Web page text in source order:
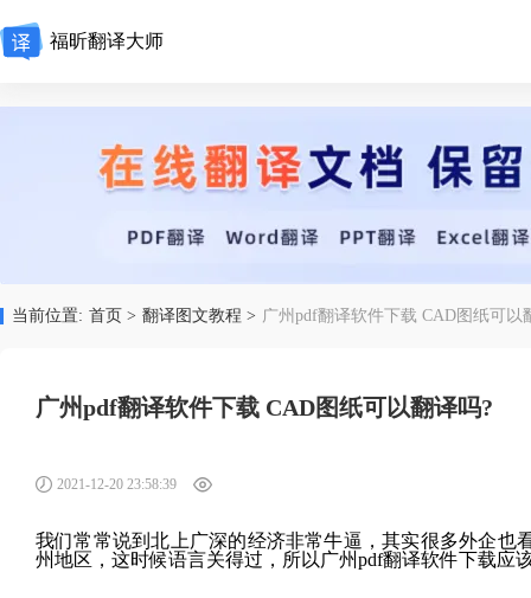
福昕翻译大师
当前位置: 首页 > 翻译图文教程 > 广州pdf翻译软件下载 CAD图纸可以
广州pdf翻译软件下载 CAD图纸可以翻译吗?
2021-12-20 23:58:39
我们常常说到北上广深的经济非常牛逼，其实很多外企
州地区，这时候语言关得过，所以广州pdf翻译软件下载应